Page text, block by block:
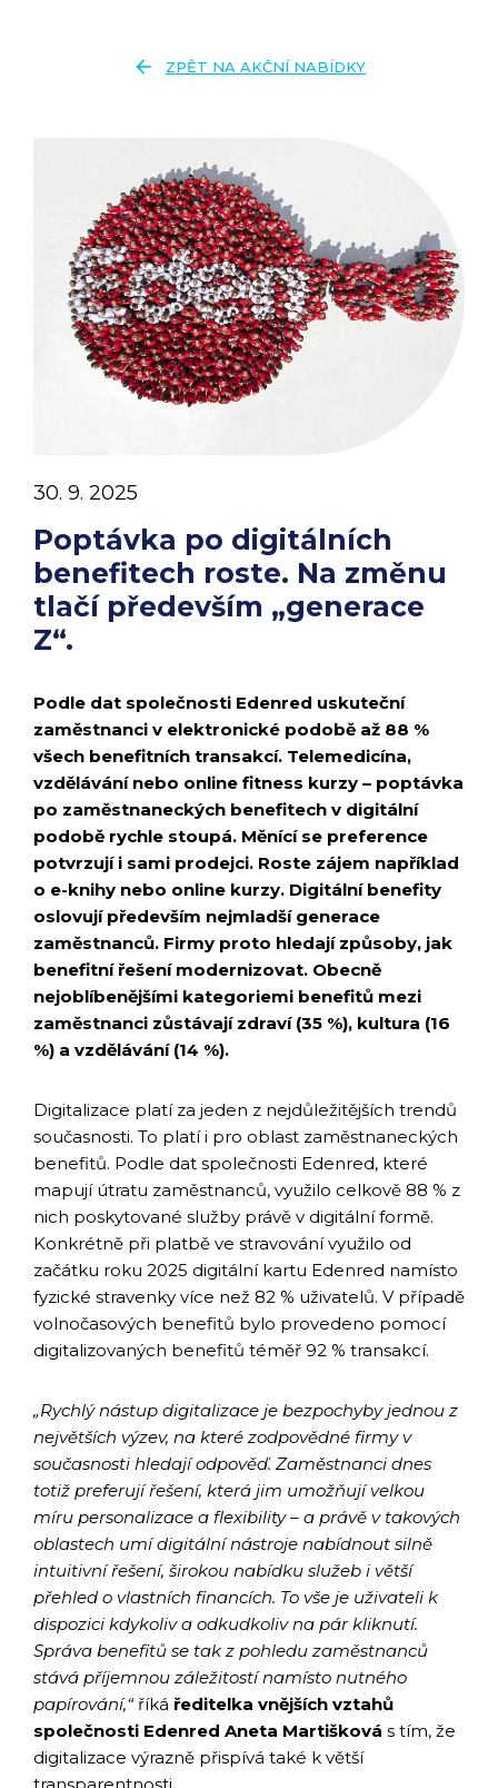
arrow_back ZPĚT NA AKČNÍ NABÍDKY
Poptávka po digitálních
benefitech roste. Na změnu
tlačí především „generace
Z“.
30. 9. 2025
Podle dat společnosti Edenred uskuteční
zaměstnanci v elektronické podobě až 88 %
všech benefitních transakcí. Telemedicína,
vzdělávání nebo online fitness kurzy – poptávka
po zaměstnaneckých benefitech v digitální
podobě rychle stoupá. Měnící se preference
potvrzují i sami prodejci. Roste zájem například
o e-knihy nebo online kurzy. Digitální benefity
oslovují především nejmladší generace
zaměstnanců. Firmy proto hledají způsoby, jak
benefitní řešení modernizovat. Obecně
nejoblíbenějšími kategoriemi benefitů mezi
zaměstnanci zůstávají zdraví (35 %), kultura (16
%) a vzdělávání (14 %).
Digitalizace platí za jeden z nejdůležitějších trendů
současnosti. To platí i pro oblast zaměstnaneckých
benefitů. Podle dat společnosti Edenred, které
mapují útratu zaměstnanců, využilo celkově 88 % z
nich poskytované služby právě v digitální formě.
Konkrétně při platbě ve stravování využilo od
začátku roku 2025 digitální kartu Edenred namísto
fyzické stravenky více než 82 % uživatelů. V případě
volnočasových benefitů bylo provedeno pomocí
digitalizovaných benefitů téměř 92 % transakcí.
„Rychlý nástup digitalizace je bezpochyby jednou z
největších výzev, na které zodpovědné firmy v
současnosti hledají odpověď. Zaměstnanci dnes
totiž preferují řešení, která jim umožňují velkou
míru personalizace a flexibility – a právě v takových
oblastech umí digitální nástroje nabídnout silně
intuitivní řešení, širokou nabídku služeb i větší
přehled o vlastních financích. To vše je uživateli k
dispozici kdykoliv a odkudkoliv na pár kliknutí.
Správa benefitů se tak z pohledu zaměstnanců
stává příjemnou záležitostí namísto nutného
papírování,“říká ředitelka vnějších vztahů
společnosti Edenred Aneta Martišková s tím, že
digitalizace výrazně přispívá také k větší